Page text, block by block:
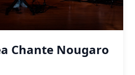
Chante Nougaro